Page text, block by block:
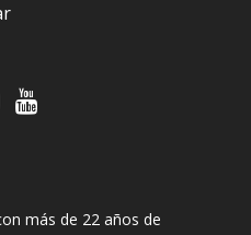
más de 22 años de